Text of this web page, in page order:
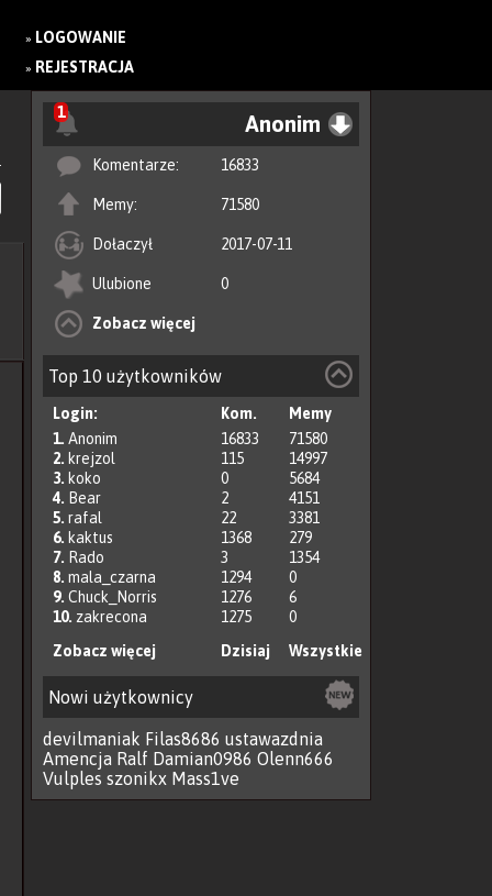
» LOGOWANIE
» REJESTRACJA
1 Anonim
Komentarze: 16833
Memy: 71580
Dołaczył 2017-07-11
Ulubione 0
Zobacz więcej
Top 10 użytkowników
Login: Kom.
Memy
1. Anonim 16833
71580
2. krejzol 115
14997
3. koko 0
5684
4. Bear 2
4151
5. rafal 22
3381
6. kaktus 1368
279
7. Rado 3
1354
8. mala_czarna 1294
0
9. Chuck_Norris 1276
6
10. zakrecona 1275
0
Zobacz więcej
Dzisiaj Wszystkie
Nowi użytkownicy
devilmaniak Filas8686 ustawazdnia
Amencja Ralf Damian0986 Olenn666
Vulples szonikx Mass1ve